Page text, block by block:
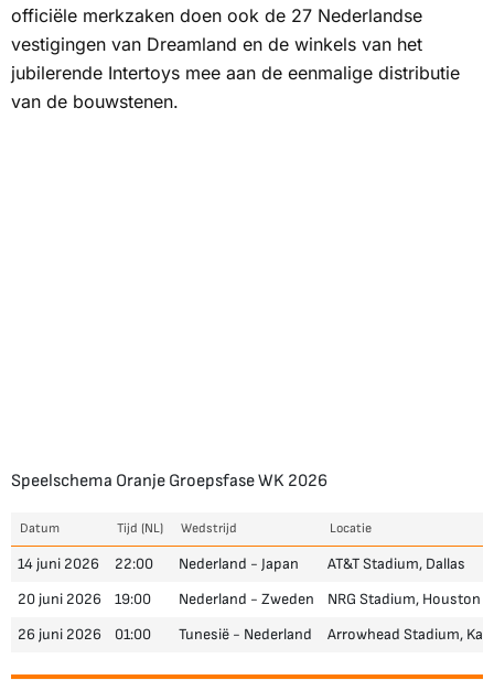
officiële merkzaken doen ook de 27 Nederlandse
vestigingen van Dreamland en de winkels van het
jubilerende Intertoys mee aan de eenmalige distributie
van de bouwstenen.
Speelschema Oranje Groepsfase WK 2026
Datum Tijd (NL) Wedstrijd Locatie
14 juni 2026 22:00 Nederland - Japan
AT&T Stadium, Dallas
20 juni 2026
19:00 Nederland - Zweden
NRG Stadium, Houston
26 juni 2026
01:00 Tunesië - Nederland Arrowhead Stadium,